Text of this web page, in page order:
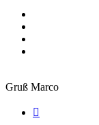
Gruß Marco